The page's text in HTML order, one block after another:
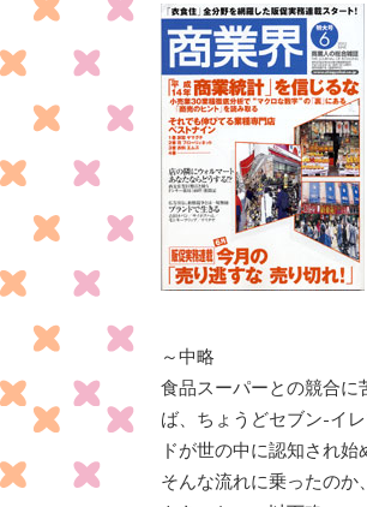
～中略
食品スーパーとの競合に
ば、ちょうどセブン-イ
ドが世の中に認知され始
そんな流れに乗ったの